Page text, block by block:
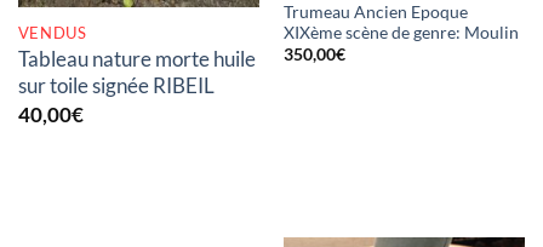
VENDUS
Tableau nature morte huile
sur toile signée RIBEIL
40,00€
Trumeau Ancien Epoque
XIXème scène de genre: Moulin
350,00€